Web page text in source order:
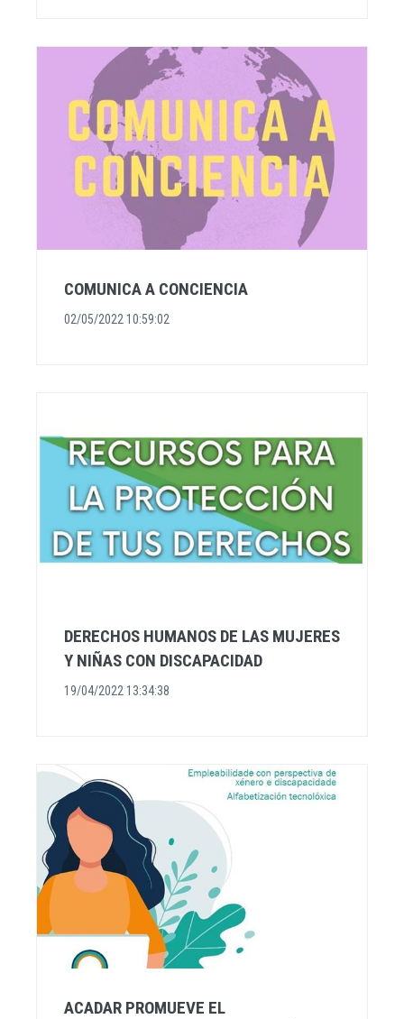
COMUNICA A CONCIENCIA
02/05/2022 10:59:02
DERECHOS HUMANOS DE LAS MUJERES
Y NIÑAS CON DISCAPACIDAD
19/04/2022 13:34:38
ACADAR PROMUEVE EL